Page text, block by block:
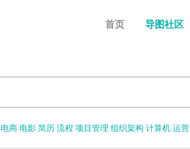
首页 导图社区
电商电影简历流程 项目管理 组织架构 计算机运营